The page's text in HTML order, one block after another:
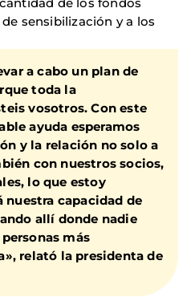
de los fondos
sensibilización y a los
a cabo un plan de
toda la
vosotros. Con este
ayuda esperamos
y la relación no solo a
con nuestros socios,
lo que estoy
capacidad de
allí donde nadie
más
relató la presidenta de